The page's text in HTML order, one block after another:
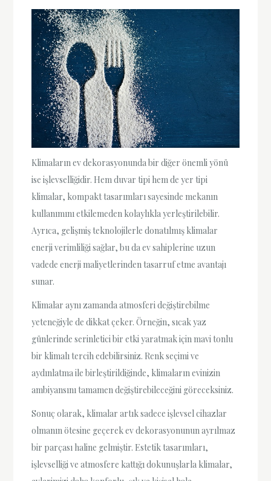
Klimaların ev dekorasyonunda bir diğer önemli yönü
ise işlevselliğidir. Hem duvar tipi hem de yer tipi
klimalar, kompakt tasarımları sayesinde mekanın
kullanımını etkilemeden kolaylıkla yerleştirilebilir.
Ayrıca, gelişmiş teknolojilerle donatılmış klimalar
enerji verimliliği sağlar, bu da ev sahiplerine uzun
vadede enerji maliyetlerinden tasarruf etme avantajı
sunar.
Klimalar aynı zamanda atmosferi değiştirebilme
yeteneğiyle de dikkat çeker. Örneğin, sıcak yaz
günlerinde serinletici bir etki yaratmak için mavi tonlu
bir klimalı tercih edebilirsiniz. Renk seçimi ve
aydınlatma ile birleştirildiğinde, klimaların evinizin
ambiyansını tamamen değiştirebileceğini göreceksiniz.
Sonuç olarak, klimalar artık sadece işlevsel cihazlar
olmanın ötesine geçerek ev dekorasyonunun ayrılmaz
bir parçası haline gelmiştir. Estetik tasarımları,
işlevselliği ve atmosfere kattığı dokunuşlarla klimalar,